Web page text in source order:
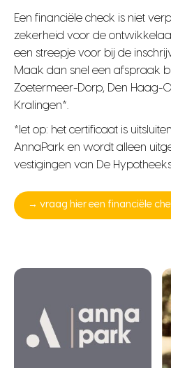
Een financiële check is niet
zekerheid voor de
een streepje voor bij de
Maak dan snel een afspraak
Zoetermeer-Dorp, Den Haag-
Kralingen*.
*let op: het certificaat is
AnnaPark en wordt alleen
vestigingen van De
→ vraag hier een financiële